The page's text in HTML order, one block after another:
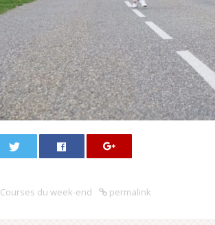
Courses du week-end permalink